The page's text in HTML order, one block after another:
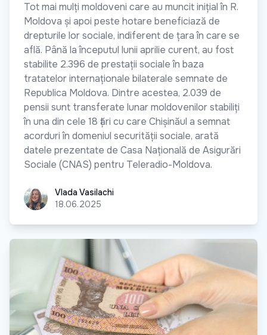
Tot mai mulți moldoveni care au muncit inițial în R.
Moldova și apoi peste hotare beneficiază de
drepturile lor sociale, indiferent de țara în care se
află. Până la începutul lunii aprilie curent, au fost
stabilite 2.396 de prestații sociale în baza
tratatelor internaționale bilaterale semnate de
Republica Moldova. Dintre acestea, 2.039 de
pensii sunt transferate lunar moldovenilor stabiliți
în una din cele 18 țări cu care Chișinăul a semnat
acorduri în domeniul securității sociale, arată
datele prezentate de Casa Națională de Asigurări
Sociale (CNAS) pentru Teleradio-Moldova.
Vlada Vasilachi
Vlada Vasilachi
18.06.2025